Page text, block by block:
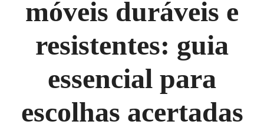
móveis duráveis e
resistentes: guia
essencial para
escolhas acertadas